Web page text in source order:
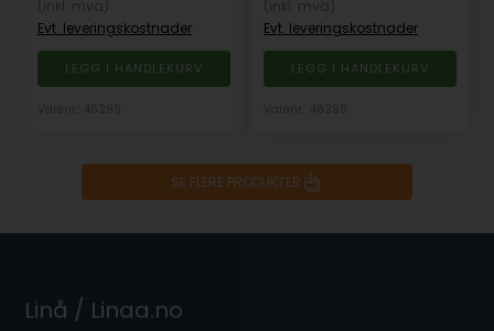
Evt. leveringskostnader
Evt. leveringskostnader
SE FLERE PRODUKTER
Linå / Linaa.no